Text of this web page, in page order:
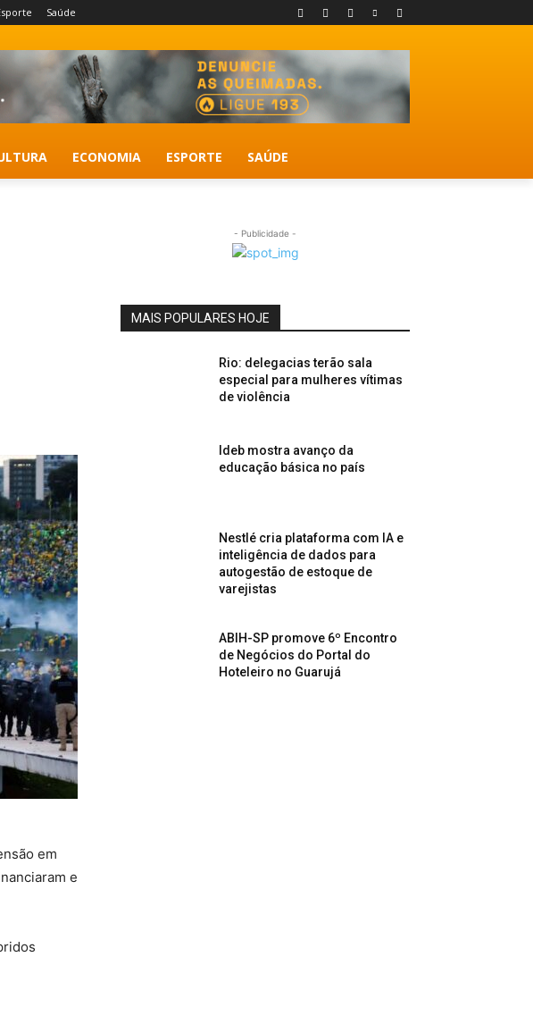
Saúde
ECONOMIA ESPORTE SAÚDE
em
e
- Publicidade -
MAIS POPULARES HOJE
Rio: delegacias terão sala
especial para mulheres vítimas
de violência
Ideb mostra avanço da
educação básica no país
Nestlé cria plataforma com IA e
inteligência de dados para
autogestão de estoque de
varejistas
ABIH-SP promove 6º Encontro
de Negócios do Portal do
Hoteleiro no Guarujá